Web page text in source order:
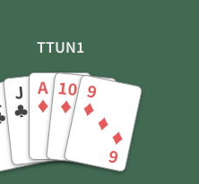
TTUN1
♣
Q
J
♣ ♣♣
J
A
♦ ♦♦
10
♦
♦
♦
9
♦
♦
♦
9